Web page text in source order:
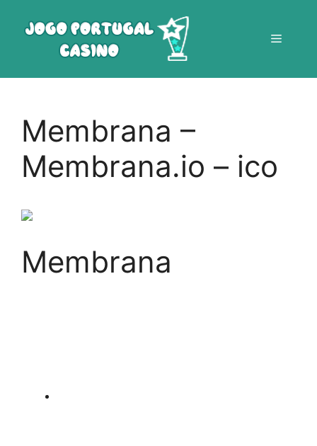
Menu
Membrana –
Membrana.io – ico
Membrana